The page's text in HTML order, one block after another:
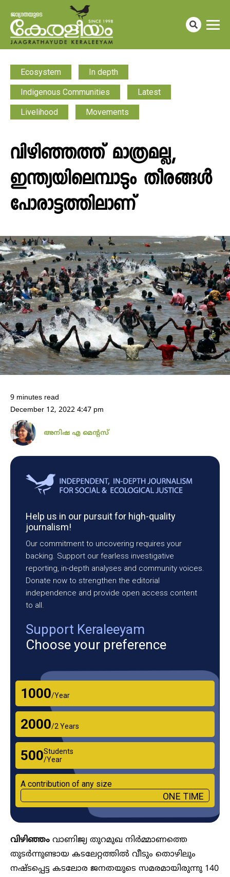
Ecosystem In depth
Indigenous Communities Latest
Livelihood Movements
വിഴിഞ്ഞത്ത് മാത്രമല്ല,
ഇന്ത്യയിലെമ്പാടും തീരങ്ങൾ
പോരാട്ടത്തിലാണ്
9 minutes read
December 12, 2022 4:47 pm
അനിഷ എ മെന്റസ്
Help us in our pursuit for high-quality
journalism!
Our commitment to uncovering requires your
backing. Support our fearless investigative
reporting, in-depth analyses and community voices.
Donate now to strengthen the editorial
independence and provide open access content
to all.
Support Keraleeyam
Choose your preference
₹1000/Year
₹2000/2 Years
₹500Students
/Year
A contribution of any size
ONE TIME
വിഴിഞ്ഞം വാണിജ്യ തുറമുഖ നിർമ്മാണത്തെ
തുടർന്നുണ്ടായ കടലേറ്റത്തിൽ വീടും തൊഴിലും
നഷ്ടപ്പെട്ട കടലോര ജനതയുടെ സമരമായിരുന്നു 140